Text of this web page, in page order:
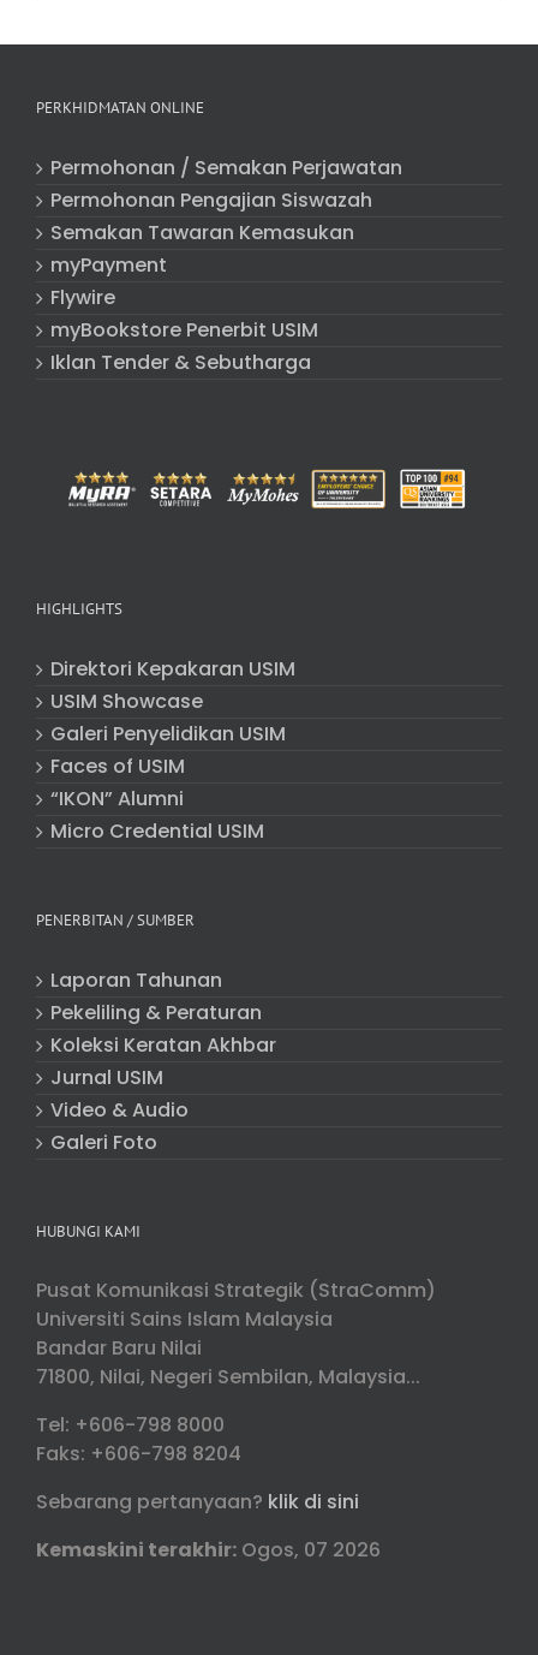
PERKHIDMATAN ONLINE
Permohonan / Semakan Perjawatan
Permohonan Pengajian Siswazah
Semakan Tawaran Kemasukan
myPayment
Flywire
myBookstore Penerbit USIM
Iklan Tender & Sebutharga
HIGHLIGHTS
Direktori Kepakaran USIM
USIM Showcase
Galeri Penyelidikan USIM
Faces of USIM
“IKON” Alumni
Micro Credential USIM
PENERBITAN / SUMBER
Laporan Tahunan
Pekeliling & Peraturan
Koleksi Keratan Akhbar
Jurnal USIM
Video & Audio
Galeri Foto
HUBUNGI KAMI
Pusat Komunikasi Strategik (StraComm)
Universiti Sains Islam Malaysia
Bandar Baru Nilai
71800, Nilai, Negeri Sembilan, Malaysia...
Tel: +606-798 8000
Faks: +606-798 8204
Sebarang pertanyaan? klik di sini
Kemaskini terakhir: Ogos, 07 2026